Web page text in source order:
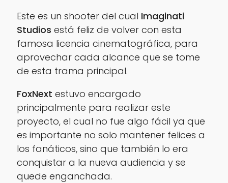
Este es un shooter del cual Imaginati
Studios está feliz de volver con esta
famosa licencia cinematográfica, para
aprovechar cada alcance que se tome
de esta trama principal.
FoxNext estuvo encargado
principalmente para realizar este
proyecto, el cual no fue algo fácil ya que
es importante no solo mantener felices a
los fanáticos, sino que también lo era
conquistar a la nueva audiencia y se
quede enganchada.